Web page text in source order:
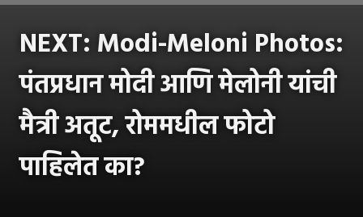
NEXT: Modi-Meloni Photos:
पंतप्रधान मोदी आणि मेलोनी यांची
मैत्री अतूट, रोममधील फोटो
पाहिलेत का?